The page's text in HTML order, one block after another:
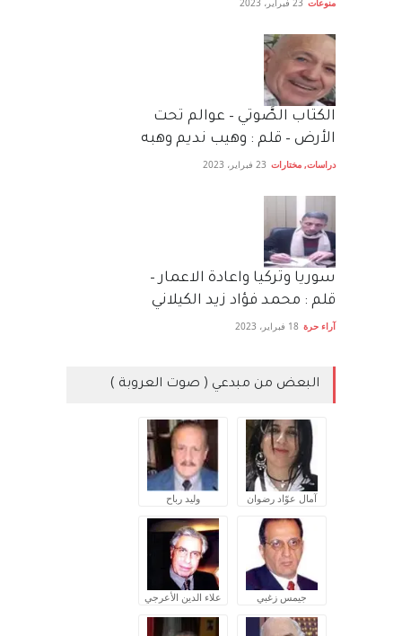
منوعات 23 فبراير، 2023
الكتاب الصَّوتي – عوالم تحت
الأرض – قلم : وهيب نديم وهبه
دراسات, مختارات 23 فبراير، 2023
سوريا وتركيا واعادة الاعمار –
قلم : محمد فؤاد زيد الكيلاني
آراء حرة 18 فبراير، 2023
البعض من مبدعي ( صوت العروبة )
آمال عوّاد رضوان وليد رباح
جيمس زغبي علاء الدين الأعرجي